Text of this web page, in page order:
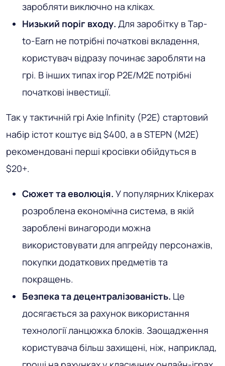
заробляти виключно на кліках.
Низький поріг входу. Для заробітку в Tap-
to-Earn не потрібні початкові вкладення,
користувач відразу починає заробляти на
грі. В інших типах ігор P2E/M2E потрібні
початкові інвестиції.
Так у тактичній грі Axie Infinity (P2E) стартовий
набір істот коштує від $400, а в STEPN (M2E)
рекомендовані перші кросівки обійдуться в
$20+.
Сюжет та еволюція. У популярних Клікерах
розроблена економічна система, в якій
зароблені винагороди можна
використовувати для апгрейду персонажів,
покупки додаткових предметів та
покращень.
Безпека та децентралізованість. Це
досягається за рахунок використання
технології ланцюжка блоків. Заощадження
користувача більш захищені, ніж, наприклад,